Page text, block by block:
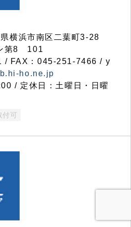
横浜市南区二葉町3-28
第8 101
/ FAX：045-251-7466 / y
ho.ne.jp
/ 定休日：土曜日・日曜
付可